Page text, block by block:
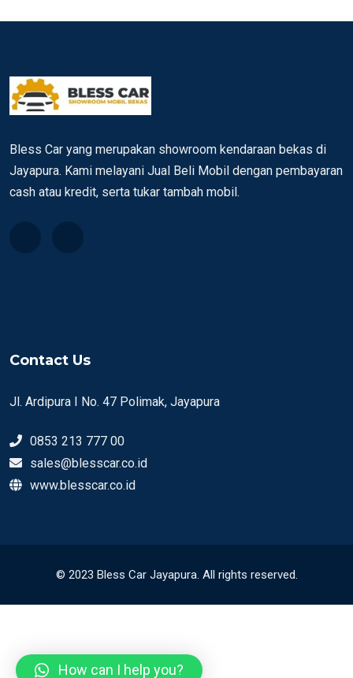
Bless Car yang merupakan showroom kendaraan bekas di
Jayapura. Kami melayani Jual Beli Mobil dengan pembayaran
cash atau kredit, serta tukar tambah mobil.
Contact Us
Jl. Ardipura I No. 47 Polimak, Jayapura
0853 213 777 00
sales@blesscar.co.id
www.blesscar.co.id
© 2023 Bless Car Jayapura. All rights reserved.
How can I help you?